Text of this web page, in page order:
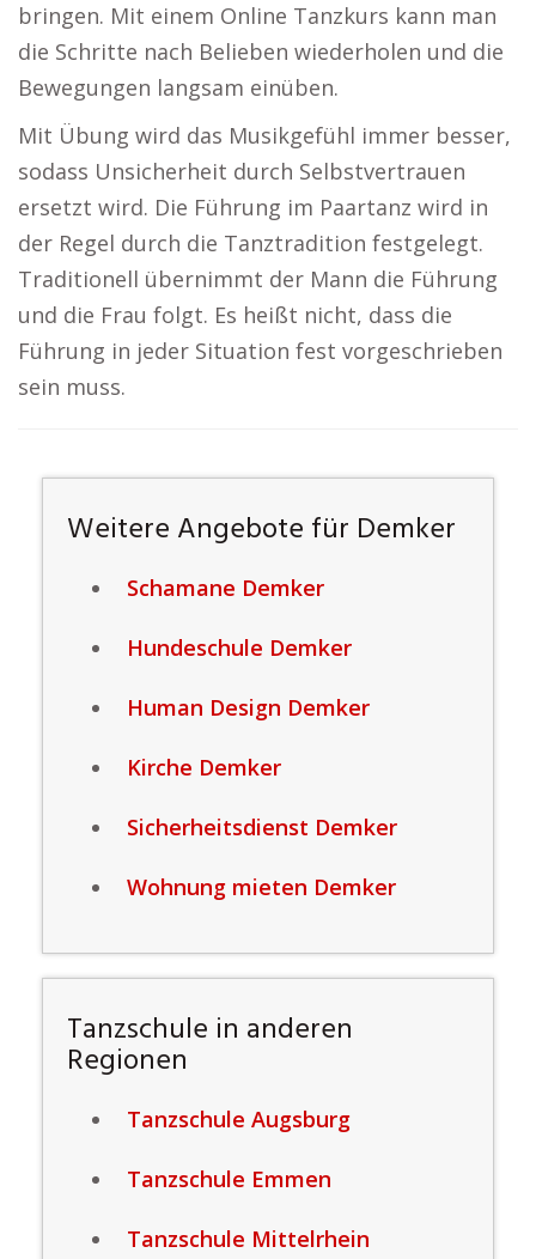
bringen. Mit einem Online Tanzkurs kann man
die Schritte nach Belieben wiederholen und die
Bewegungen langsam einüben.
Mit Übung wird das Musikgefühl immer besser,
sodass Unsicherheit durch Selbstvertrauen
ersetzt wird. Die Führung im Paartanz wird in
der Regel durch die Tanztradition festgelegt.
Traditionell übernimmt der Mann die Führung
und die Frau folgt. Es heißt nicht, dass die
Führung in jeder Situation fest vorgeschrieben
sein muss.
Weitere Angebote für Demker
Schamane Demker
Hundeschule Demker
Human Design Demker
Kirche Demker
Sicherheitsdienst Demker
Wohnung mieten Demker
Tanzschule in anderen
Regionen
Tanzschule Augsburg
Tanzschule Emmen
Tanzschule Mittelrhein